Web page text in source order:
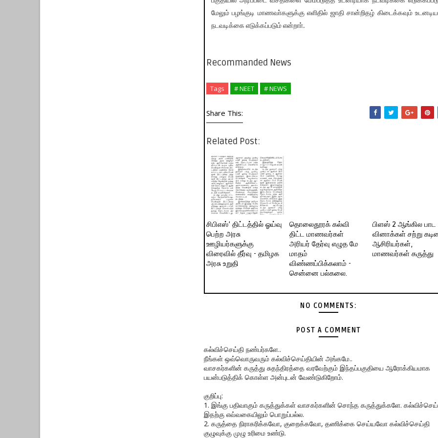
மேலும் பழங்குடி மாணவா்களுக்கு எளிதில் ஜாதி சான்றிதழ் கிடைக்கவும்
நடவடிக்கை எடுக்கப்படும் என்றாா்.
Recommanded News
Tags # NEET # NEWS
Share This:
Related Post:
சிபிஎஸ்’ திட்டத்தில் ஓய்வு
பெற்ற அரசு
ஊழியர்களுக்கு
விரைவில் தீர்வு - தமிழக
அரசு உறுதி
தொலைதூரக் கல்வி
திட்ட மாணவர்கள்
அரியர் தேர்வு எழுத மே
மாதம்
விண்ணப்பிக்கலாம் -
சென்னை பல்கலை.
பிளஸ் 2 ஆங்கில பாட
வினாக்கள் சற்று
ஆசிரியர்கள்,
மாணவர்கள் கருத்து
NO COMMENTS:
POST A COMMENT
கல்விச்செய்தி நண்பர்களே..
நீங்கள் ஒவ்வொருவரும் கல்விச்செய்தியின் அங்கமே..
வாசகர்களின் கருத்து சுதந்திரத்தை வரவேற்கும் இந்தப்பகுதியை ஆரோக்கியமாக
பயன்படுத்திக் கொள்ள அன்புடன் வேண்டுகிறோம்.
குறிப்பு:
1. இங்கு பதிவாகும் கருத்துக்கள் வாசகர்களின் சொந்த கருத்துக்களே.
இதற்கு எவ்வகையிலும் பொறுப்பல்ல.
2. கருத்தை நிராகரிக்கவோ, குறைக்கவோ, தணிக்கை செய்யவோ கல்விச்செய்தி
குழுவுக்கு முழு உரிமை உண்டு.